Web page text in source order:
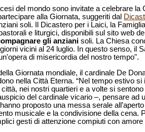
del mondo sono invitate a celebrare
alla Giornata, suggeriti dal
soli. Il Dicastero per i Laici, la
e liturgici, disponibili sul sito web
gli anziani soli. La Chiesa
vicini al 24 luglio. In questo senso, il
di misericordia del nostro tempo".
Giornata mondiale, il cardinale De
nella Città Eterna. “Nel tempo estivo
nei nostri quartieri e a volte si
del cardinale vicario –, pensare
hanno proposto una messa serale
musicale e la condivisione della
gesti di attenzione compiuti con